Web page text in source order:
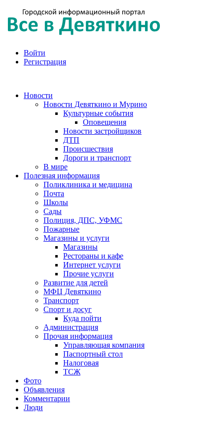
Войти
Регистрация
Новости
Новости Девяткино и Мурино
Культурные события
Оповещения
Новости застройщиков
ДТП
Происшествия
Дороги и транспорт
В мире
Полезная информация
Поликлиника и медицина
Почта
Школы
Сады
Полиция, ДПС, УФМС
Пожарные
Магазины и услуги
Магазины
Рестораны и кафе
Интернет услуги
Прочие услуги
Развитие для детей
МФЦ Девяткино
Транспорт
Спорт и досуг
Куда пойти
Администрация
Прочая информация
Управляющая компания
Паспортный стол
Налоговая
ТСЖ
Фото
Объявления
Комментарии
Люди